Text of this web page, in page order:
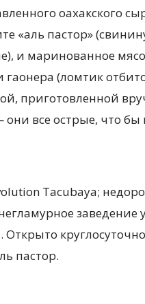
оахакского
«аль пастор»
и маринованное
(ломтик
приготовленной
они все острые, что
Tacubaya;
заведение
пастор.